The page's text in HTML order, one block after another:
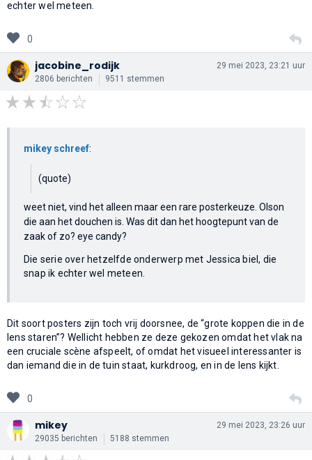
echter wel meteen.
0
jacobine_rodijk
2806 berichten 9511 stemmen
29 mei 2023, 23:21 uur
mikey schreef:
(quote)
weet niet, vind het alleen maar een rare posterkeuze. Olson
die aan het douchen is. Was dit dan het hoogtepunt van de
zaak of zo? eye candy?
Die serie over hetzelfde onderwerp met Jessica biel, die
snap ik echter wel meteen.
Dit soort posters zijn toch vrij doorsnee, de “grote koppen die in de
lens staren”? Wellicht hebben ze deze gekozen omdat het vlak na
een cruciale scène afspeelt, of omdat het visueel interessanter is
dan iemand die in de tuin staat, kurkdroog, en in de lens kijkt.
0
mikey
29035 berichten 5188 stemmen
29 mei 2023, 23:26 uur